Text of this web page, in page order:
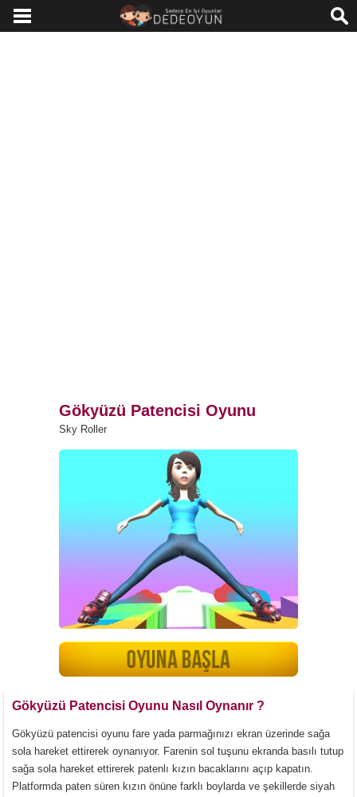
Gökyüzü Patencisi Oyunu
Sky Roller
Gökyüzü Patencisi Oyunu Nasıl Oynanır ?
Gökyüzü patencisi oyunu fare yada parmağınızı ekran üzerinde sağa
sola hareket ettirerek oynanıyor. Farenin sol tuşunu ekranda basılı tutup
sağa sola hareket ettirerek patenlı kızın bacaklarını açıp kapatın.
Platformda paten süren kızın önüne farklı boylarda ve şekillerde siyah